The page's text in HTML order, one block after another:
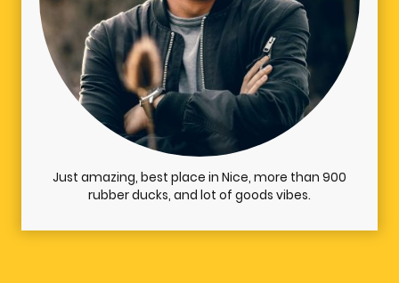
Just amazing, best place in Nice, more than 900
rubber ducks, and lot of goods vibes.